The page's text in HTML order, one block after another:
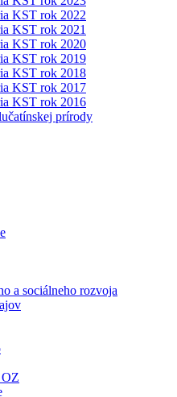
KST rok 2022
KST rok 2021
KST rok 2020
KST rok 2019
KST rok 2018
KST rok 2017
KST rok 2016
prírody
a sociálneho rozvoja
OZ